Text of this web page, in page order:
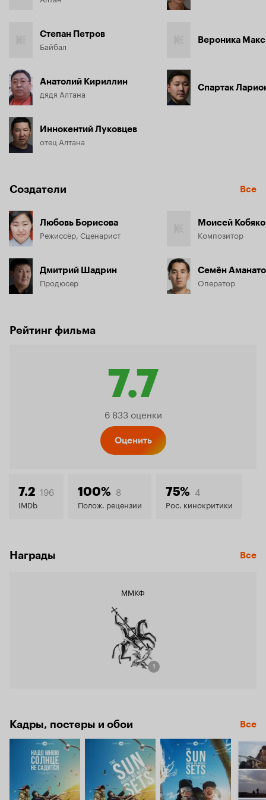
Степан Петров
Байбал
Анатолий Кириллин
дядя Алтана
Иннокентий Луковцев
отец Алтана
Вероника
Спартак
Создатели Все
Любовь Борисова
Режиссёр, Сценарист
Дмитрий Шадрин
Продюсер
Моисей
Композитор
Семён
Оператор
Рейтинг фильма
7.7
Рейтинг
7.7
6 833 оценки
Оценить
7.2 196
IMDb
100% 8
Полож. рецензии
75% 4
Рос. кинокритики
Награды Все
ММКФ
1
Кадры, постеры и обои Все